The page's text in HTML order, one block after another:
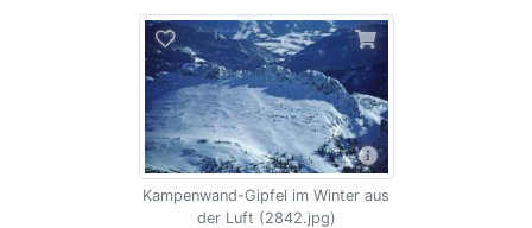
Kampenwand-Gipfel im Winter aus
der Luft (2842.jpg)